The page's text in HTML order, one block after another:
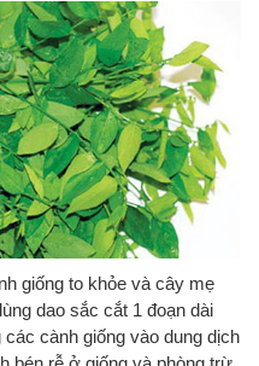
giống to khỏe và cây mẹ
dao sắc cắt 1 đoạn dài
cành giống vào dung dịch